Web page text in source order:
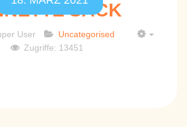
SACK
User
Uncategorised
Zugriffe: 13451